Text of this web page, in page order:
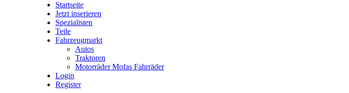
Startseite
Jetzt inserieren
Spezialisten
Teile
Fahrzeugmarkt
Autos
Traktoren
Motorräder Mofas Fahrräder
Login
Register